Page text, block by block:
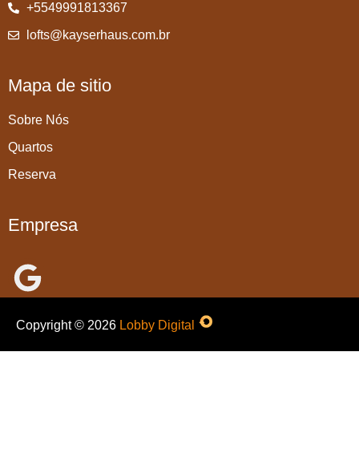
+5549991813367
lofts@kayserhaus.com.br
Mapa de sitio
Sobre Nós
Quartos
Reserva
Empresa
Copyright © 2026 Lobby Digital